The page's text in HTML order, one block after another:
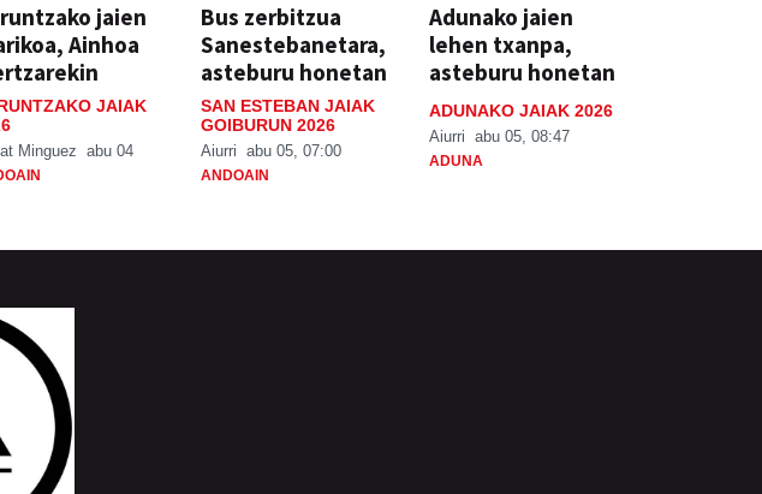
jaien
Ainhoa
JAIAK
Minguez abu 04
Bus zerbitzua
Sanestebanetara,
asteburu honetan
SAN ESTEBAN JAIAK
GOIBURUN 2026
Aiurri abu 05, 07:00
ANDOAIN
Adunako jaien
lehen txanpa,
asteburu honetan
ADUNAKO JAIAK 2026
Aiurri abu 05, 08:47
ADUNA